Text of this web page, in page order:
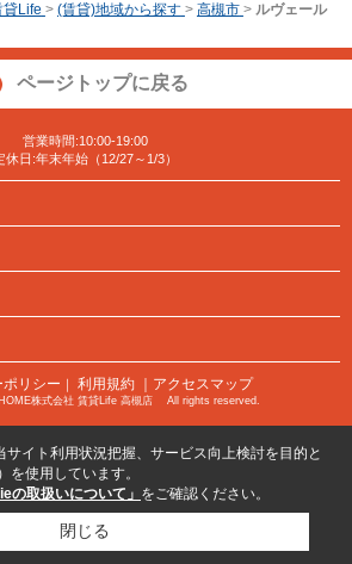
貸Life > (賃貸)地域から探す > 高槻市 > ルヴェール
ページトップに戻る
営業時間:10:00-19:00
休日:年末年始（12/27～1/3）
リシー 利用規約 ｜アクセスマップ
株式会社 賃貸Life 高槻店 All rights reserved.
サイト利用状況把握、サービス向上検討を目的と
を使用しています。
の取扱いについて」 をご確認ください。
閉じる